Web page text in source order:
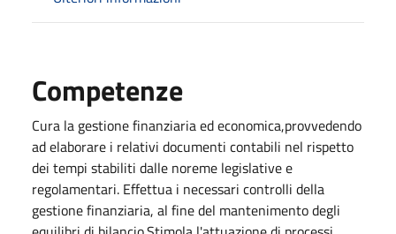
Competenze
Cura la gestione finanziaria ed economica,provvedendo
ad elaborare i relativi documenti contabili nel rispetto
dei tempi stabiliti dalle noreme legislative e
regolamentari. Effettua i necessari controlli della
gestione finanziaria, al fine del mantenimento degli